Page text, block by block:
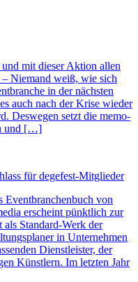
mit dieser Aktion allen
Niemand weiß, wie sich
in der nächsten
auch nach der Krise wieder
Deswegen setzt die memo-
und […]
für degefest-Mitglieder
Eventbranchenbuch von
erscheint pünktlich zur
Standard-Werk der
in Unternehmen
Dienstleister, der
Künstlern. Im letzten Jahr